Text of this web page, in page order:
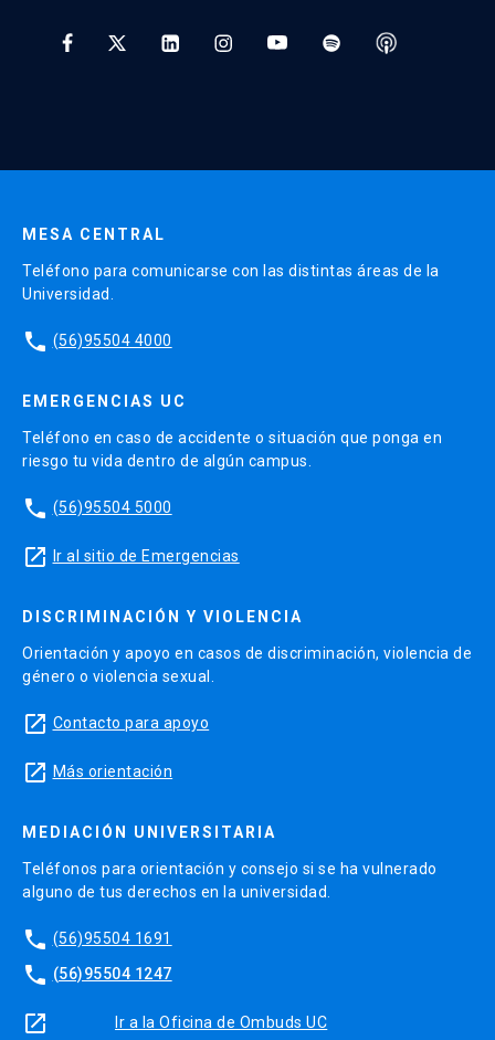
MESA CENTRAL
Teléfono para comunicarse con las distintas áreas de la
Universidad.
phone (56)95504 4000
EMERGENCIAS UC
Teléfono en caso de accidente o situación que ponga en
riesgo tu vida dentro de algún campus.
phone (56)95504 5000
launch Ir al sitio de Emergencias
DISCRIMINACIÓN Y VIOLENCIA
Orientación y apoyo en casos de discriminación, violencia de
género o violencia sexual.
launch Contacto para apoyo
launch Más orientación
MEDIACIÓN UNIVERSITARIA
Teléfonos para orientación y consejo si se ha vulnerado
alguno de tus derechos en la universidad.
phone (56)95504 1691
phone (56)95504 1247
launch Ir a la Oficina de Ombuds UC